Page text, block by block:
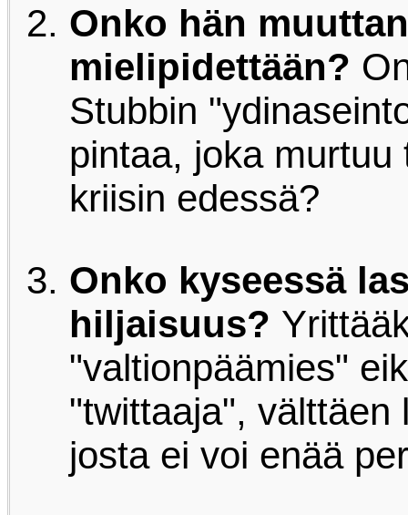
Onko hän
mielipidettään?
Stubbin
pintaa, joka murtuu
kriisin edessä?
Onko kyseessä
hiljaisuus?
"valtionpäämies"
"twittaaja", välttäen
josta ei voi enää